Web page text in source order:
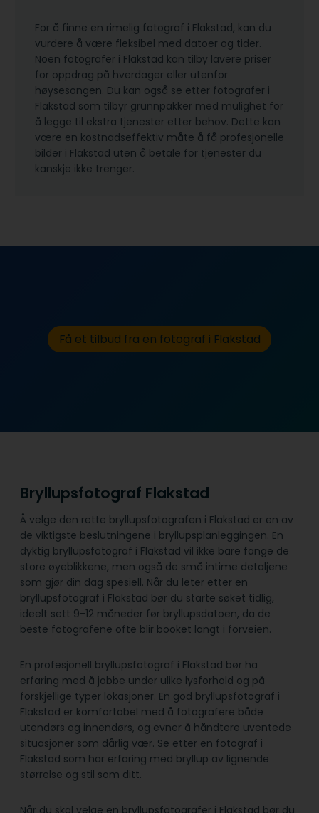
For å finne en rimelig fotograf i Flakstad, kan du
vurdere å være fleksibel med datoer og tider.
Noen fotografer i Flakstad kan tilby lavere priser
for oppdrag på hverdager eller utenfor
høysesongen. Du kan også se etter fotografer i
Flakstad som tilbyr grunnpakker med mulighet for
å legge til ekstra tjenester etter behov. Dette kan
være en kostnadseffektiv måte å få profesjonelle
bilder i Flakstad uten å betale for tjenester du
kanskje ikke trenger.
Få et tilbud fra en fotograf i Flakstad
Bryllupsfotograf Flakstad
Å velge den rette bryllupsfotografen i Flakstad er en av
de viktigste beslutningene i bryllupsplanleggingen. En
dyktig bryllupsfotograf i Flakstad vil ikke bare fange de
store øyeblikkene, men også de små intime detaljene
som gjør din dag spesiell. Når du leter etter en
bryllupsfotograf i Flakstad bør du starte søket tidlig,
ideelt sett 9-12 måneder før bryllupsdatoen, da de
beste fotografene ofte blir booket langt i forveien.
En profesjonell bryllupsfotograf i Flakstad bør ha
erfaring med å jobbe under ulike lysforhold og på
forskjellige typer lokasjoner. En god bryllupsfotograf i
Flakstad er komfortabel med å fotografere både
utendørs og innendørs, og evner å håndtere uventede
situasjoner som dårlig vær. Se etter en fotograf i
Flakstad som har erfaring med bryllup av lignende
størrelse og stil som ditt.
Når du skal velge en bryllupsfotografer i Flakstad bør du